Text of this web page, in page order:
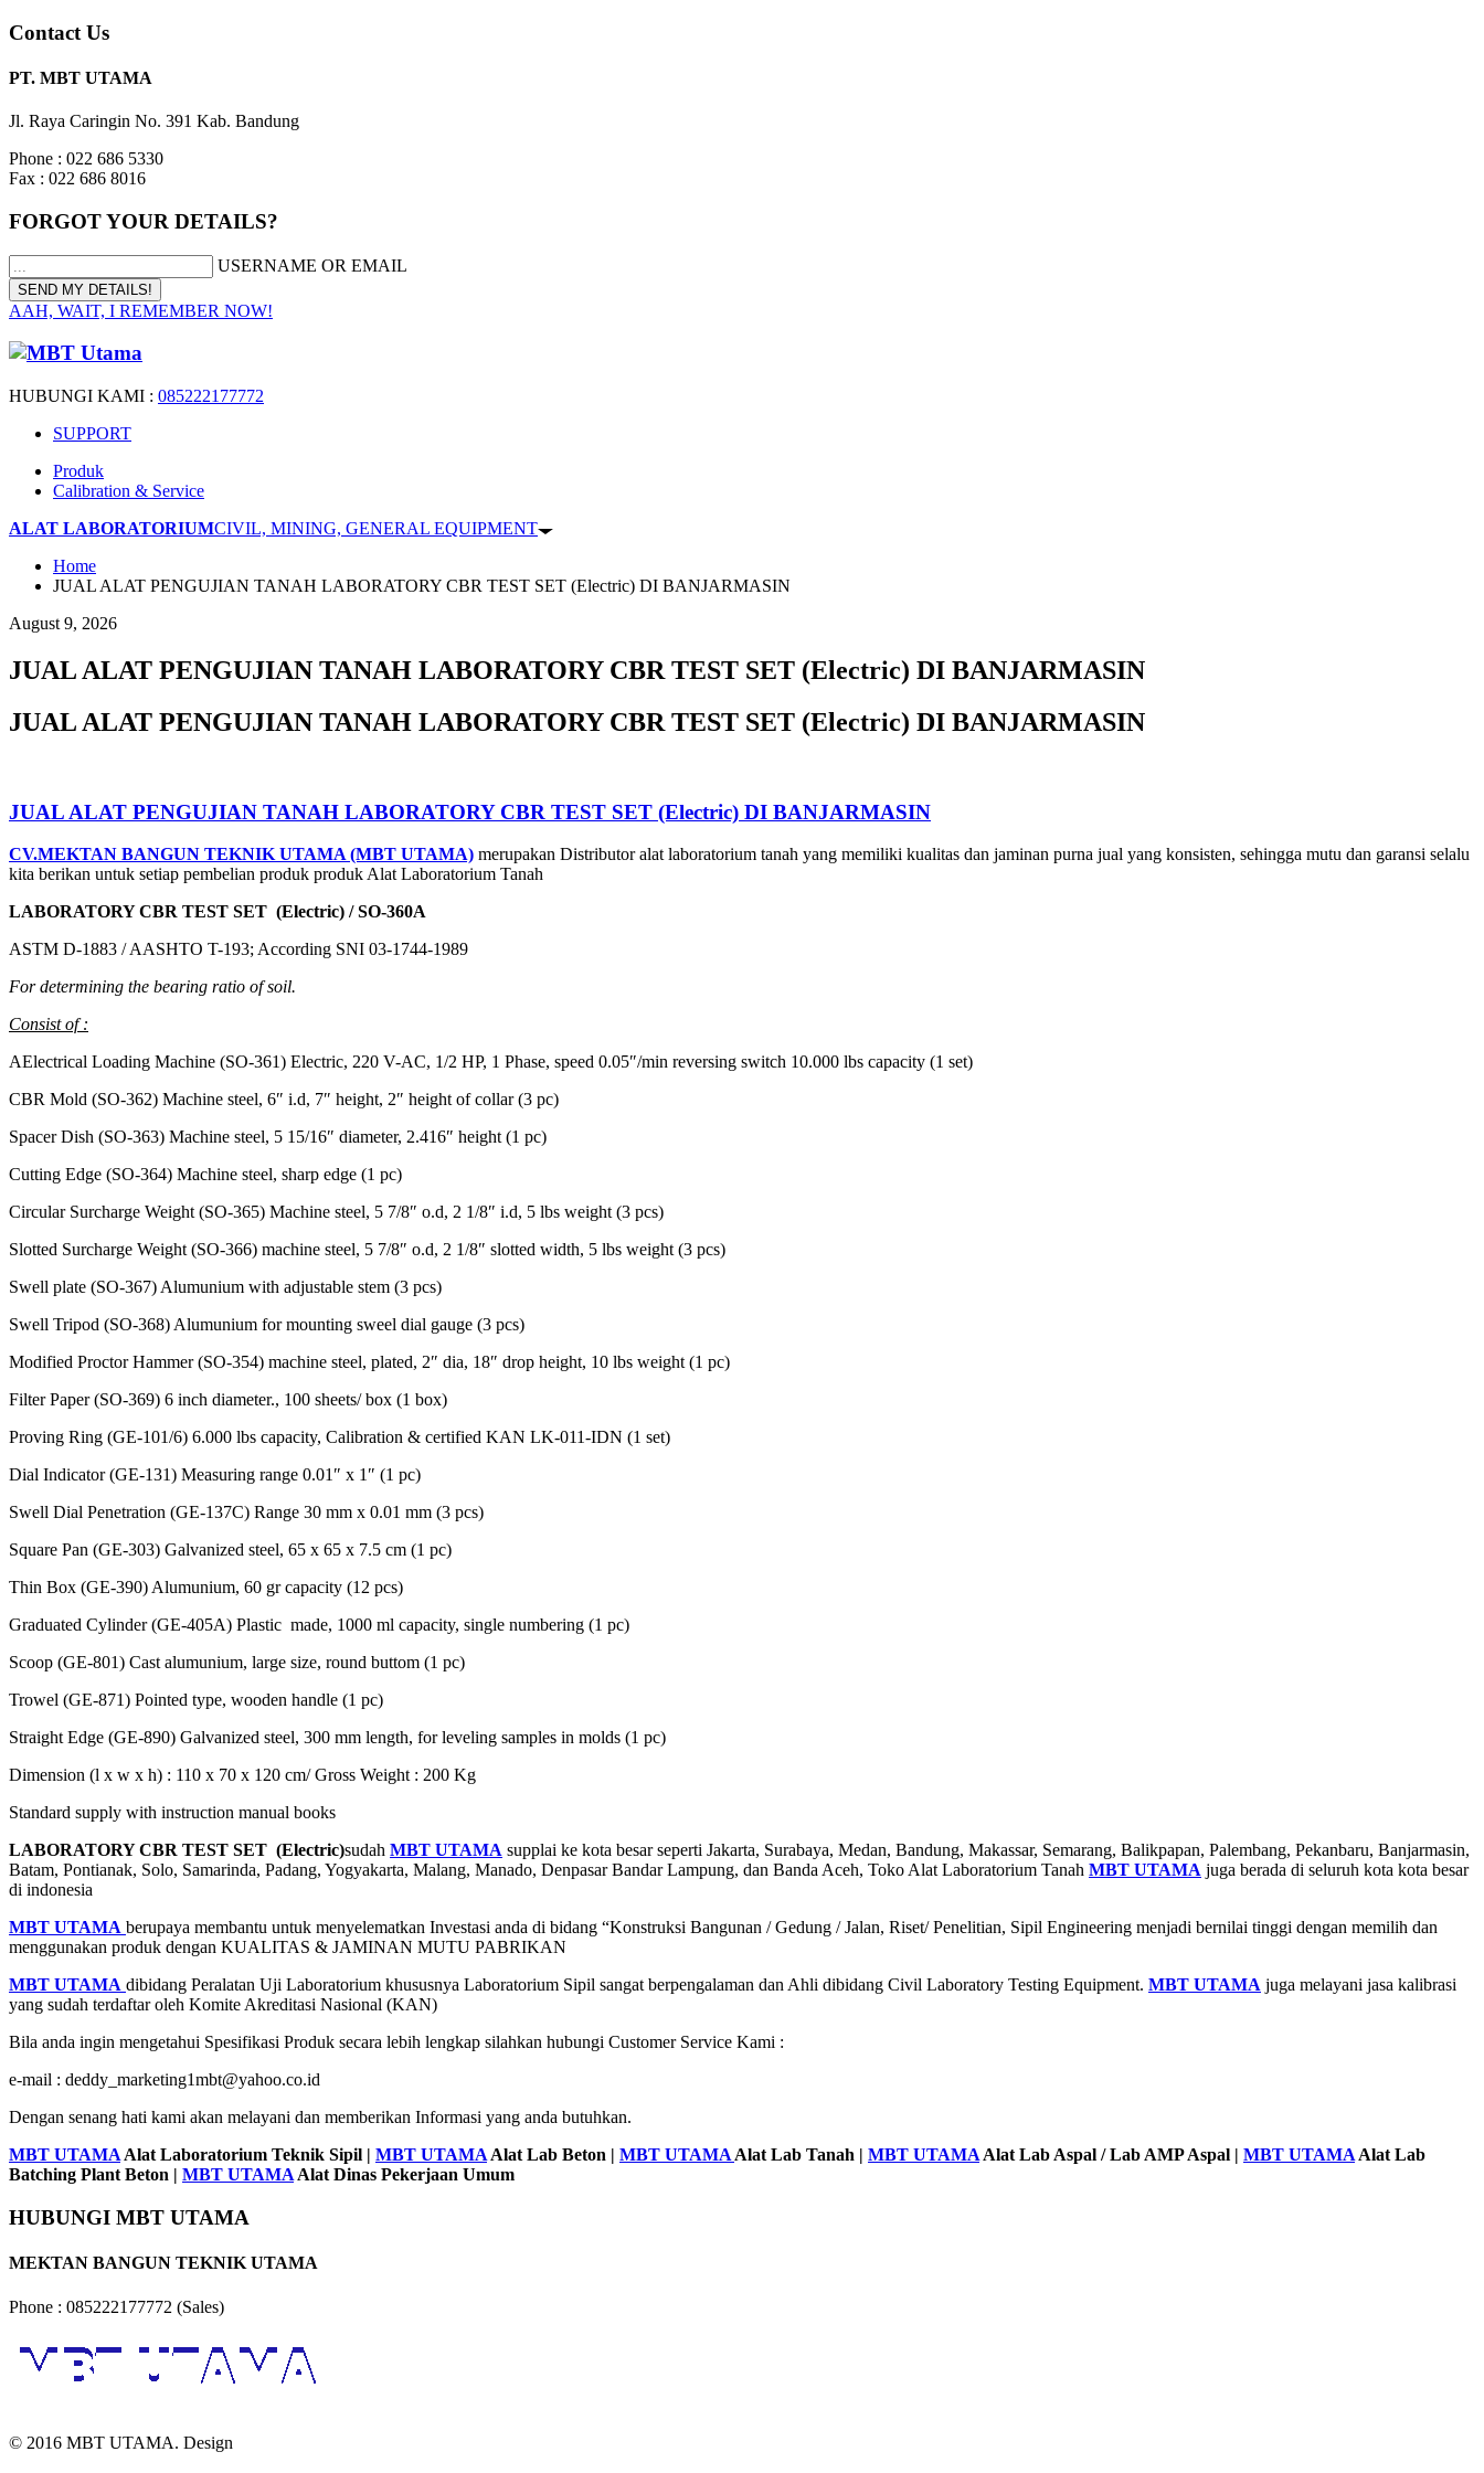
Contact Us
PT. MBT UTAMA
Jl. Raya Caringin No. 391 Kab. Bandung
Phone : 022 686 5330
Fax : 022 686 8016
FORGOT YOUR DETAILS?
USERNAME OR EMAIL
AAH, WAIT, I REMEMBER NOW!
HUBUNGI KAMI : 085222177772
SUPPORT
Produk
Calibration & Service
ALAT LABORATORIUMCIVIL, MINING, GENERAL EQUIPMENT
Home
JUAL ALAT PENGUJIAN TANAH LABORATORY CBR TEST SET (Electric) DI BANJARMASIN
August 9, 2026
JUAL ALAT PENGUJIAN TANAH LABORATORY CBR TEST SET (Electric) DI BANJARMASIN
JUAL ALAT PENGUJIAN TANAH LABORATORY CBR TEST SET (Electric) DI BANJARMASIN
JUAL ALAT PENGUJIAN TANAH LABORATORY CBR TEST SET (Electric) DI BANJARMASIN
CV.MEKTAN BANGUN TEKNIK UTAMA (MBT UTAMA) merupakan Distributor alat laboratorium tanah yang memiliki kualitas dan jaminan purna jual yang konsisten, sehingga mutu dan garansi selalu
kita berikan untuk setiap pembelian produk produk Alat Laboratorium Tanah
LABORATORY CBR TEST SET (Electric) / SO-360A
ASTM D-1883 / AASHTO T-193; According SNI 03-1744-1989
For determining the bearing ratio of soil.
Consist of :
AElectrical Loading Machine (SO-361) Electric, 220 V-AC, 1/2 HP, 1 Phase, speed 0.05″/min reversing switch 10.000 lbs capacity (1 set)
CBR Mold (SO-362) Machine steel, 6″ i.d, 7″ height, 2″ height of collar (3 pc)
Spacer Dish (SO-363) Machine steel, 5 15/16″ diameter, 2.416″ height (1 pc)
Cutting Edge (SO-364) Machine steel, sharp edge (1 pc)
Circular Surcharge Weight (SO-365) Machine steel, 5 7/8″ o.d, 2 1/8″ i.d, 5 lbs weight (3 pcs)
Slotted Surcharge Weight (SO-366) machine steel, 5 7/8″ o.d, 2 1/8″ slotted width, 5 lbs weight (3 pcs)
Swell plate (SO-367) Alumunium with adjustable stem (3 pcs)
Swell Tripod (SO-368) Alumunium for mounting sweel dial gauge (3 pcs)
Modified Proctor Hammer (SO-354) machine steel, plated, 2″ dia, 18″ drop height, 10 lbs weight (1 pc)
Filter Paper (SO-369) 6 inch diameter., 100 sheets/ box (1 box)
Proving Ring (GE-101/6) 6.000 lbs capacity, Calibration & certified KAN LK-011-IDN (1 set)
Dial Indicator (GE-131) Measuring range 0.01″ x 1″ (1 pc)
Swell Dial Penetration (GE-137C) Range 30 mm x 0.01 mm (3 pcs)
Square Pan (GE-303) Galvanized steel, 65 x 65 x 7.5 cm (1 pc)
Thin Box (GE-390) Alumunium, 60 gr capacity (12 pcs)
Graduated Cylinder (GE-405A) Plastic made, 1000 ml capacity, single numbering (1 pc)
Scoop (GE-801) Cast alumunium, large size, round buttom (1 pc)
Trowel (GE-871) Pointed type, wooden handle (1 pc)
Straight Edge (GE-890) Galvanized steel, 300 mm length, for leveling samples in molds (1 pc)
Dimension (l x w x h) : 110 x 70 x 120 cm/ Gross Weight : 200 Kg
Standard supply with instruction manual books
LABORATORY CBR TEST SET (Electric)sudah MBT UTAMA supplai ke kota besar seperti Jakarta, Surabaya, Medan, Bandung, Makassar, Semarang, Balikpapan, Palembang, Pekanbaru, Banjarmasin,
Batam, Pontianak, Solo, Samarinda, Padang, Yogyakarta, Malang, Manado, Denpasar Bandar Lampung, dan Banda Aceh, Toko Alat Laboratorium Tanah MBT UTAMA juga berada di seluruh kota kota besar
di indonesia
MBT UTAMA berupaya membantu untuk menyelematkan Investasi anda di bidang “Konstruksi Bangunan / Gedung / Jalan, Riset/ Penelitian, Sipil Engineering menjadi bernilai tinggi dengan memilih dan
menggunakan produk dengan KUALITAS & JAMINAN MUTU PABRIKAN
MBT UTAMA dibidang Peralatan Uji Laboratorium khususnya Laboratorium Sipil sangat berpengalaman dan Ahli dibidang Civil Laboratory Testing Equipment. MBT UTAMA juga melayani jasa kalibrasi
yang sudah terdaftar oleh Komite Akreditasi Nasional (KAN)
Bila anda ingin mengetahui Spesifikasi Produk secara lebih lengkap silahkan hubungi Customer Service Kami :
e-mail : deddy_marketing1mbt@yahoo.co.id
Dengan senang hati kami akan melayani dan memberikan Informasi yang anda butuhkan.
MBT UTAMA Alat Laboratorium Teknik Sipil | MBT UTAMA Alat Lab Beton | MBT UTAMA Alat Lab Tanah | MBT UTAMA Alat Lab Aspal / Lab AMP Aspal | MBT UTAMA Alat Lab
Batching Plant Beton | MBT UTAMA Alat Dinas Pekerjaan Umum
HUBUNGI MBT UTAMA
MEKTAN BANGUN TEKNIK UTAMA
Phone : 085222177772 (Sales)
© 2016 MBT UTAMA. Design